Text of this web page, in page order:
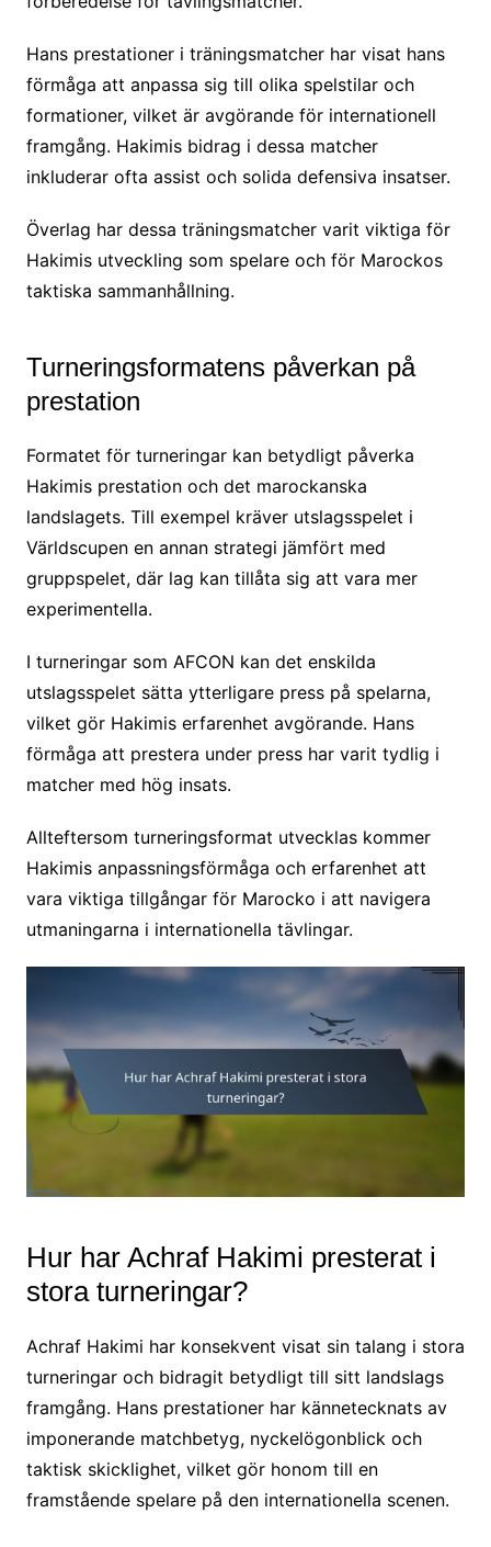
Hans prestationer i träningsmatcher har visat hans
förmåga att anpassa sig till olika spelstilar och
formationer, vilket är avgörande för internationell
framgång. Hakimis bidrag i dessa matcher
inkluderar ofta assist och solida defensiva insatser.
Överlag har dessa träningsmatcher varit viktiga för
Hakimis utveckling som spelare och för Marockos
taktiska sammanhållning.
Turneringsformatens påverkan på
prestation
Formatet för turneringar kan betydligt påverka
Hakimis prestation och det marockanska
landslagets. Till exempel kräver utslagsspelet i
Världscupen en annan strategi jämfört med
gruppspelet, där lag kan tillåta sig att vara mer
experimentella.
I turneringar som AFCON kan det enskilda
utslagsspelet sätta ytterligare press på spelarna,
vilket gör Hakimis erfarenhet avgörande. Hans
förmåga att prestera under press har varit tydlig i
matcher med hög insats.
Allteftersom turneringsformat utvecklas kommer
Hakimis anpassningsförmåga och erfarenhet att
vara viktiga tillgångar för Marocko i att navigera
utmaningarna i internationella tävlingar.
Hur har Achraf Hakimi presterat i
stora turneringar?
Achraf Hakimi har konsekvent visat sin talang i stora
turneringar och bidragit betydligt till sitt landslags
framgång. Hans prestationer har kännetecknats av
imponerande matchbetyg, nyckelögonblick och
taktisk skicklighet, vilket gör honom till en
framstående spelare på den internationella scenen.